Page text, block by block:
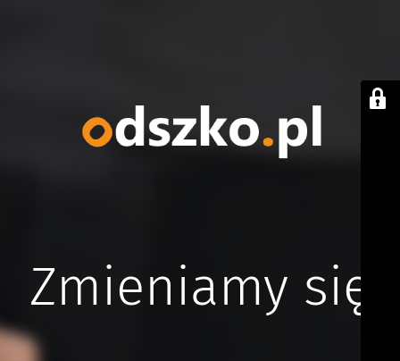
Zmieniamy się